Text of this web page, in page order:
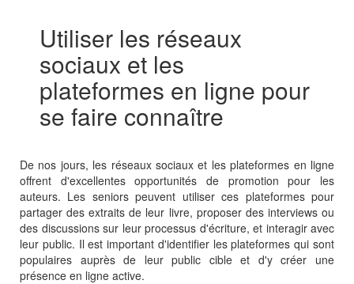
Utiliser les réseaux
sociaux et les
plateformes en ligne pour
se faire connaître
De nos jours, les réseaux sociaux et les plateformes en ligne
offrent d'excellentes opportunités de promotion pour les
auteurs. Les seniors peuvent utiliser ces plateformes pour
partager des extraits de leur livre, proposer des interviews ou
des discussions sur leur processus d'écriture, et interagir avec
leur public. Il est important d'identifier les plateformes qui sont
populaires auprès de leur public cible et d'y créer une
présence en ligne active.